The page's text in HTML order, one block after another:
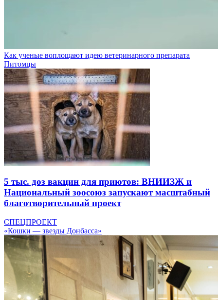
Как ученые воплощают идею ветеринарного препарата
Питомцы
5 тыс. доз вакцин для приютов: ВНИИЗЖ и
Национальный зоосоюз запускают масштабный
благотворительный проект
СПЕЦПРОЕКТ
«Кошки — звезды Донбасса»